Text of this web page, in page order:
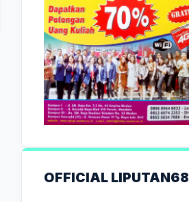
OFFICIAL LIPUTAN68